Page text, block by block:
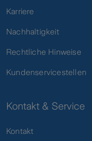
Karriere
Nachhaltigkeit
Rechtliche Hinweise
Kundenservicestellen
Kontakt & Service
Kontakt